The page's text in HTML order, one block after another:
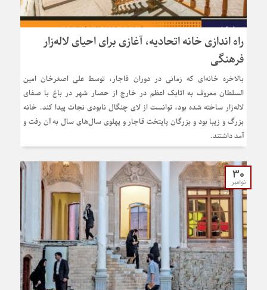
راه اندازی خانه اتحادیه، آغازی برای احیای لاله‌زار
فرهنگی
بالاخره خانه‌ای که زمانی در دوران قاجار، توسط علی اصغرخان امین
السلطان معروف به اتابک اعظم در خارج از حصار شهر در باغ با صفای
لاله‌زار ساخته شده بود، توانست از لای چنگال نابودی نجات پیدا کند. خانه
بزرگ و زیبا بود و بزرگان پایتخت قاجار و پهلوی سال‌های سال به آن رفت و
آمد داشتند.
30
نوامبر